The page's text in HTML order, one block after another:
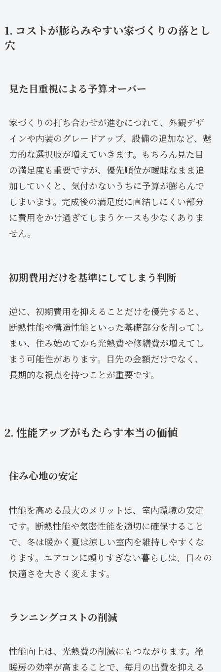
1. コストが膨らみやすい家づくりの落とし
穴
見た目重視による予算オーバー
家づくりの打ち合わせが進むにつれて、外観デザ
インや内装のグレードアップ、設備の追加など、魅
力的な選択肢が増えていきます。もちろん見た目
の満足度も重要ですが、優先順位が曖昧なまま追
加していくと、気付かないうちに予算が膨らんで
しまいます。完成後の満足度に直結しにくい部分
に費用をかけ過ぎてしまうケースも少なくありま
せん。
初期費用だけを基準にしてしまう判断
逆に、初期費用を抑えることだけを優先すると、
断熱性能や構造性能といった基礎部分を削ってし
まい、住み始めてから光熱費や修繕費が増えてし
まう可能性があります。目先の金額だけでなく、
長期的な視点を持つことが重要です。
2. 性能アップがもたらす本当の価値
住み心地の安定
性能を高める最大のメリットは、室内環境の安定
です。断熱性能や気密性能を適切に確保すること
で、冬は暖かく夏は涼しい室内を維持しやすくな
ります。エアコンに頼りすぎない暮らしは、日々の
快適さを大きく変えます。
ランニングコストの削減
性能向上は、光熱費の削減にもつながります。冷
暖房の効率が高まることで、毎月の出費を抑える